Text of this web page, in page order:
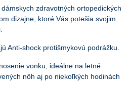
zdravotných ortopedických
dizajne, ktoré Vás potešia svojim
Anti-shock protišmykovú podrážku.
vonku, ideálne na letné
nôh aj po niekoľkých hodinách